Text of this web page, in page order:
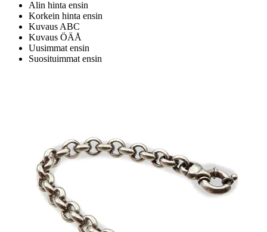
Alin hinta ensin
Korkein hinta ensin
Kuvaus ABC
Kuvaus ÖÄÅ
Uusimmat ensin
Suosituimmat ensin